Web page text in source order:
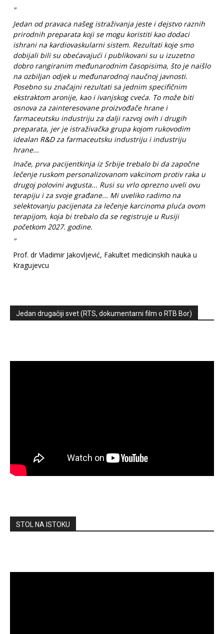
"
Jedan od pravaca našeg istraživanja jeste i dejstvo raznih
prirodnih preparata koji se mogu koristiti kao dodaci
ishrani na kardiovaskularni sistem. Rezultati koje smo
dobijali bili su obećavajući i publikovani su u izuzetno
dobro rangiranim međunarodnim časopisima, što je naišlo
na ozbiljan odjek u međunarodnoj naučnoj javnosti.
Posebno su značajni rezultati sa jednim specifičnim
ekstraktom aronije, kao i ivanjskog cveća. To može biti
osnova za zainteresovane proizvođače hrane i
farmaceutsku industriju za dalji razvoj ovih i drugih
preparata, jer je istraživačka grupa kojom rukovodim
idealan R&D za farmaceutsku industriju i industriju
hrane...
Inače, prva pacijentkinja iz Srbije trebalo bi da započne
lečenje ruskom personalizovanom vakcinom protiv raka u
drugoj polovini avgusta... Rusi su vrlo oprezno uveli ovu
terapiju i za svoje građane... Mi uveliko radimo na
selektovanju pacijenata za lečenje karcinoma pluća ovom
terapijom, koja bi trebalo da se registruje u Rusiji
početkom 2027. godine.
"
Prof. dr Vladimir Jakovljević, Fakultet medicinskih nauka u
Kragujevcu
Jedan drugačiji svet (RTS, dokumentarni film o RTB Bor)
STOL NA ISTOKU